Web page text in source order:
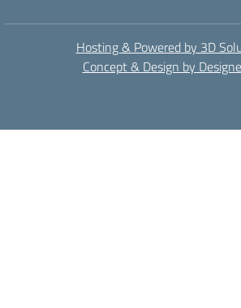
Hosting & Powered by 3D
Concept & Design by